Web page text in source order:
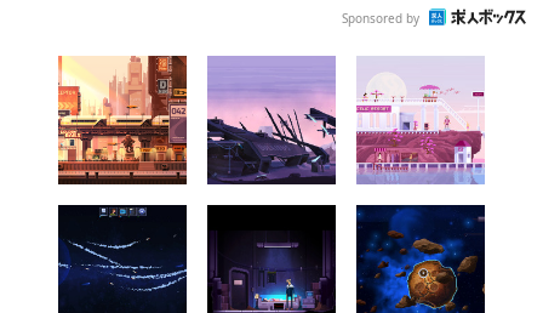
Sponsored by